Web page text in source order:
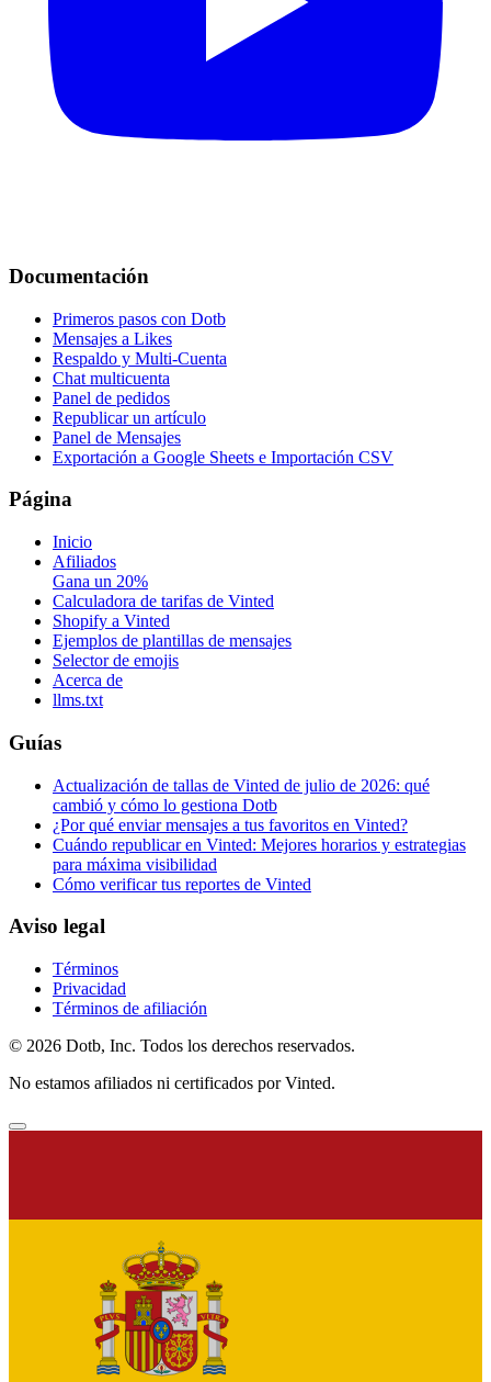
Documentación
Primeros pasos con Dotb
Mensajes a Likes
Respaldo y Multi-Cuenta
Chat multicuenta
Panel de pedidos
Republicar un artículo
Panel de Mensajes
Exportación a Google Sheets e Importación CSV
Página
Inicio
Afiliados
Gana un 20%
Calculadora de tarifas de Vinted
Shopify a Vinted
Ejemplos de plantillas de mensajes
Selector de emojis
Acerca de
llms.txt
Guías
Actualización de tallas de Vinted de julio de 2026: qué
cambió y cómo lo gestiona Dotb
¿Por qué enviar mensajes a tus favoritos en Vinted?
Cuándo republicar en Vinted: Mejores horarios y estrategias
para máxima visibilidad
Cómo verificar tus reportes de Vinted
Aviso legal
Términos
Privacidad
Términos de afiliación
© 2026 Dotb, Inc. Todos los derechos reservados.
No estamos afiliados ni certificados por Vinted.